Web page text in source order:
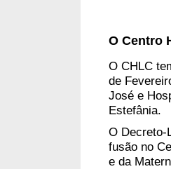
O Centro
O CHLC
de
José e
Estefânia.
O Decreto-
fusão no
e da